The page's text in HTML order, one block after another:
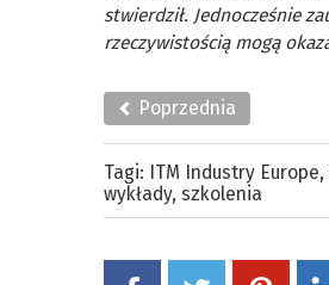
stwierdził. Jednocześnie
rzeczywistością mogą
Poprzednia
Tagi: ITM Industry Europe,
wykłady, szkolenia